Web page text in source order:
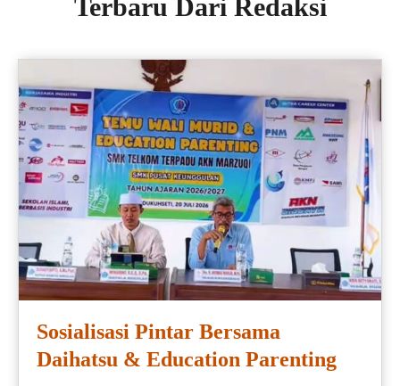
Terbaru Dari Redaksi
Sosialisasi Pintar Bersama
Daihatsu & Education Parenting